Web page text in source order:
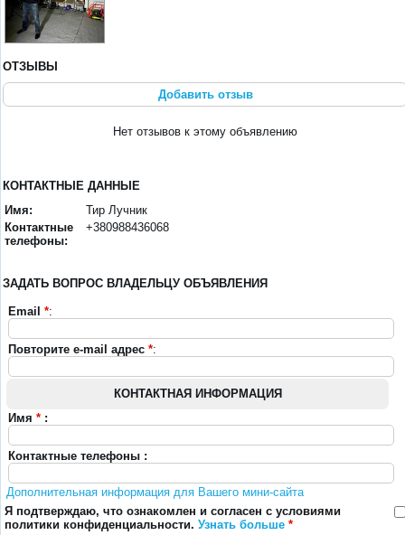
ОТЗЫВЫ
Добавить отзыв
Нет отзывов к этому объявлению
КОНТАКТНЫЕ ДАННЫЕ
Имя:
Тир Лучник
Контактные
телефоны:
+380988436068
ЗАДАТЬ ВОПРОС ВЛАДЕЛЬЦУ ОБЪЯВЛЕНИЯ
Email *:
Повторите e-mail адрес *:
КОНТАКТНАЯ ИНФОРМАЦИЯ
Имя * :
Контактные телефоны :
Дополнительная информация для Вашего мини-сайта
Я подтверждаю, что ознакомлен и согласен с условиями
политики конфиденциальности. Узнать больше *